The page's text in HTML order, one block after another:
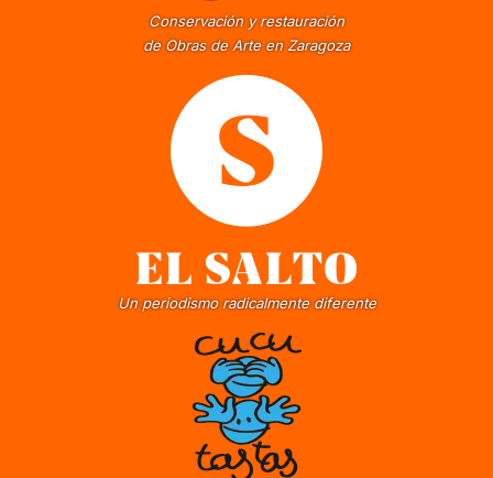
Conservación y restauración
de Obras de Arte en Zaragoza
Un periodismo radicalmente diferente